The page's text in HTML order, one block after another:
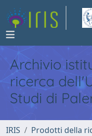
Archivio
ricerca
Studi di
IRIS Prodotti della